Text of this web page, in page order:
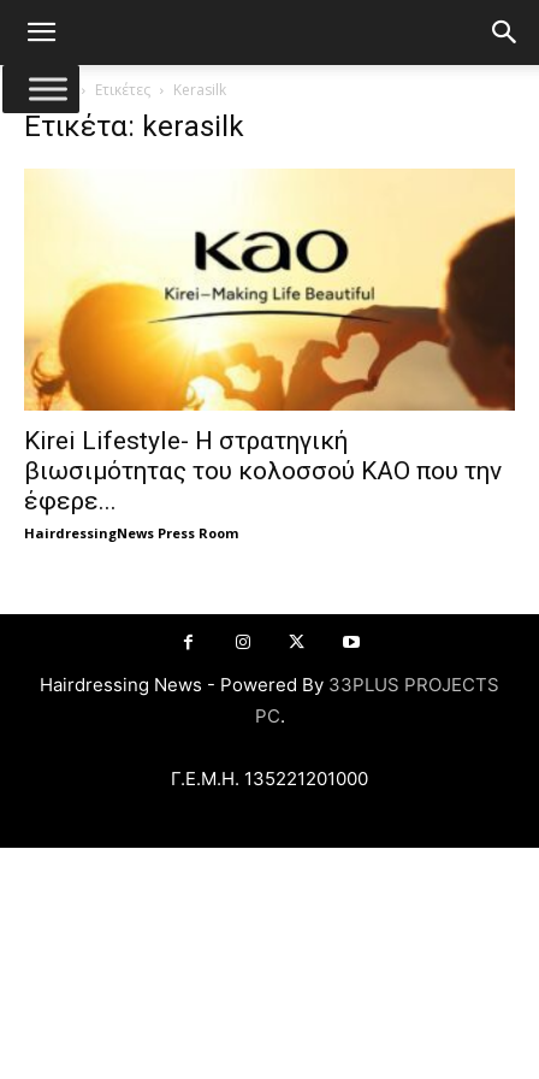
Αρχική Ετικέτες Kerasilk
Ετικέτα: kerasilk
Kirei Lifestyle- Η στρατηγική
βιωσιμότητας του κολοσσού KAO που την
έφερε...
HairdressingNews Press Room
Hairdressing News - Powered By 33PLUS PROJECTS
PC.
Γ.Ε.Μ.Η. 135221201000